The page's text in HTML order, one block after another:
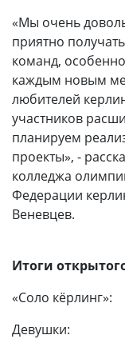
«Мы очень
приятно
команд,
каждым новым
любителей
участников
планируем
проекты», -
колледжа
Федерации
Веневцев.
Итоги
«Соло кёрлинг»:
Девушки: